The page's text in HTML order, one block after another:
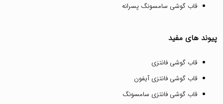
قاب گوشی سامسونگ پسرانه
پیوند های مفید
قاب گوشی فانتزی
قاب گوشی فانتزی آیفون
قاب گوشی فانتزی سامسونگ